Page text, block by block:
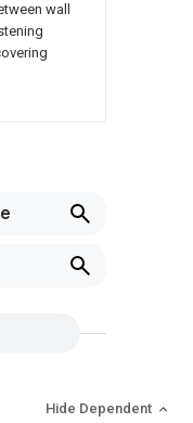
wall
Hide Dependent